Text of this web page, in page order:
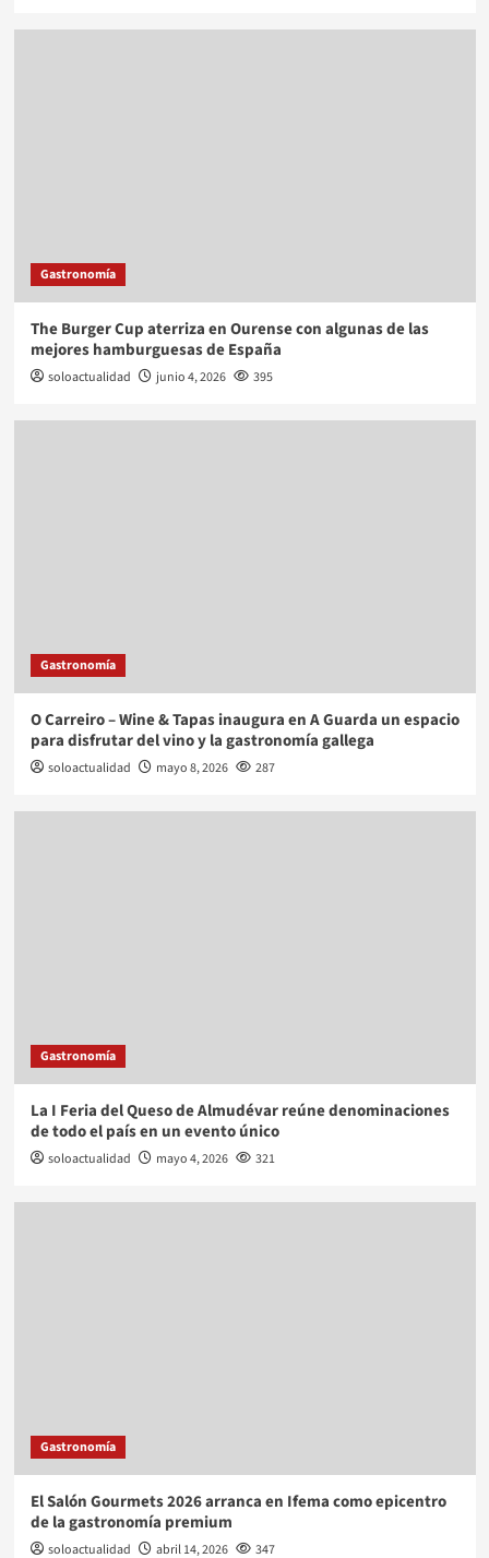
Gastronomía
The Burger Cup aterriza en Ourense con algunas de las
mejores hamburguesas de España
soloactualidad junio 4, 2026 395
Gastronomía
O Carreiro – Wine & Tapas inaugura en A Guarda un espacio
para disfrutar del vino y la gastronomía gallega
soloactualidad mayo 8, 2026 287
Gastronomía
La I Feria del Queso de Almudévar reúne denominaciones
de todo el país en un evento único
soloactualidad mayo 4, 2026 321
Gastronomía
El Salón Gourmets 2026 arranca en Ifema como epicentro
de la gastronomía premium
soloactualidad abril 14, 2026 347